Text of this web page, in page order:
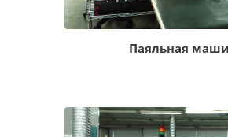
Паяльная